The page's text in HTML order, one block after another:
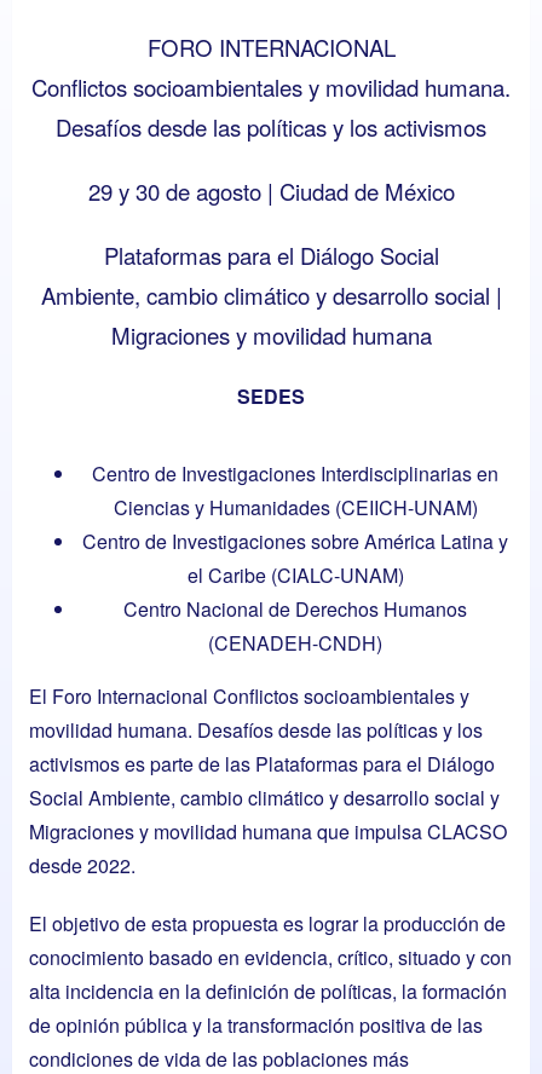
FORO INTERNACIONAL
Conflictos socioambientales y movilidad humana.
Desafíos desde las políticas y los activismos
29 y 30 de agosto | Ciudad de México
Plataformas para el Diálogo Social
Ambiente, cambio climático y desarrollo social |
Migraciones y movilidad humana
SEDES
Centro de Investigaciones Interdisciplinarias en
Ciencias y Humanidades (CEIICH-UNAM)
Centro de Investigaciones sobre América Latina y
el Caribe (CIALC-UNAM)
Centro Nacional de Derechos Humanos
(CENADEH-CNDH)
El Foro Internacional Conflictos socioambientales y
movilidad humana. Desafíos desde las políticas y los
activismos es parte de las Plataformas para el Diálogo
Social Ambiente, cambio climático y desarrollo social y
Migraciones y movilidad humanaque impulsa CLACSO
desde 2022.
El objetivo de esta propuesta es lograr la producción de
conocimiento basado en evidencia, crítico, situado y con
alta incidencia en la definición de políticas, la formación
de opinión pública y la transformación positiva de las
condiciones de vida de las poblaciones más